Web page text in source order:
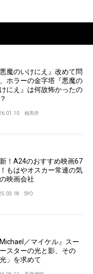
悪魔のいけにえ』改めて問
ホラーの金字塔『悪魔の
にえ』は何故怖かったの
相馬学
！A24のおすすめ映画67
もはやオスカー常連の気
映画会社
SYO
Michael／マイケル』スー
スターの光と影、その
光」を求めて